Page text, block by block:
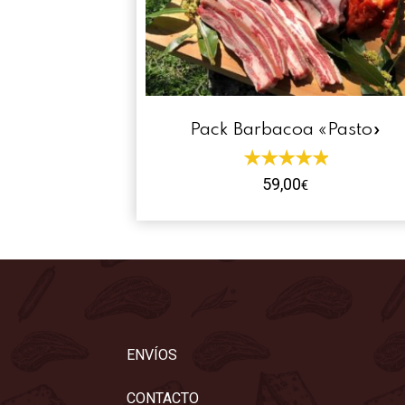
Pack Barbacoa «Pasto»
59,00€
ENVÍOS
CONTACTO